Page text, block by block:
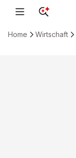
Home Wirtschaft